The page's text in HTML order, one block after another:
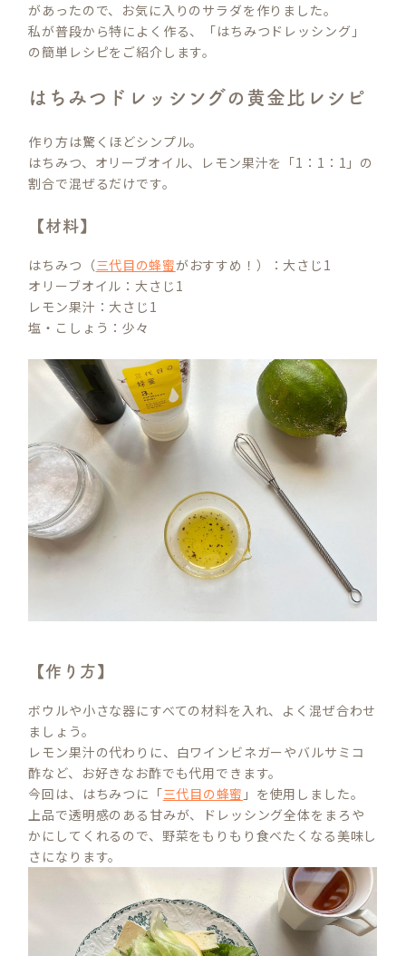
があったので、お気に入りのサラダを作りました。
私が普段から特によく作る、「はちみつドレッシング」
の簡単レシピをご紹介します。
はちみつドレッシングの黄金比レシピ
作り方は驚くほどシンプル。
はちみつ、オリーブオイル、レモン果汁を「1：1：1」の
割合で混ぜるだけです。
【材料】
はちみつ（三代目の蜂蜜がおすすめ！）：大さじ1
オリーブオイル：大さじ1
レモン果汁：大さじ1
塩・こしょう：少々
【作り方】
ボウルや小さな器にすべての材料を入れ、よく混ぜ合わせ
ましょう。
レモン果汁の代わりに、白ワインビネガーやバルサミコ
酢など、お好きなお酢でも代用できます。
今回は、はちみつに「三代目の蜂蜜 」を使用しました。
上品で透明感のある甘みが、ドレッシング全体をまろや
かにしてくれるので、野菜をもりもり食べたくなる美味し
さになります。